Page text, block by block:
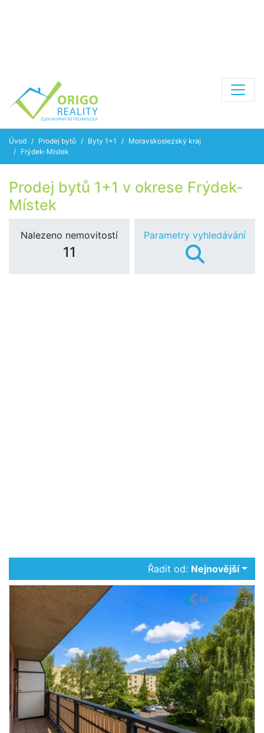
Úvod Prodej bytů Byty 1+1
Moravskoslezský kraj
Frýdek-Místek
Prodej bytů 1+1 v okrese Frýdek-
Místek
Nalezeno nemovitostí
11
Parametry vyhledávání
Řadit od: Nejnovější